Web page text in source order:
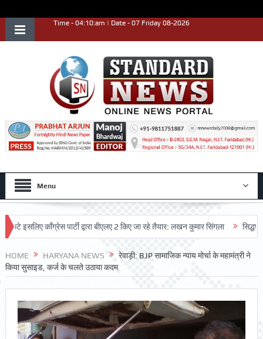
Time - 04:10:am | Date - 07 Friday 08-2026
Menu
काँग्रेस पार्टी द्वारा बीएलए 2 किए जा रहे तैयार: लखन कुमार सिंगला सिद्धपीठ श्री
HOME HARYANA NEWS
रेवाड़ी: BJP सामाजिक न्याय मोर्चा के महामंत्री ने
किया सुसाइड, कर्ज के चलते उठाया कदम